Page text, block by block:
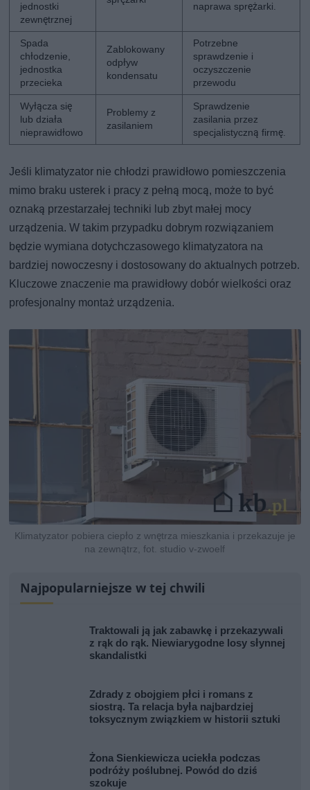
jednostki
zewnętrznej
naprawa sprężarki.
Spada
chłodzenie,
jednostka
przecieka
Zablokowany
odpływ
kondensatu
Potrzebne
sprawdzenie i
oczyszczenie
przewodu
Wyłącza się
lub działa
nieprawidłowo
Problemy z
zasilaniem
Sprawdzenie
zasilania przez
specjalistyczną firmę.
Jeśli klimatyzator nie chłodzi prawidłowo pomieszczenia
mimo braku usterek i pracy z pełną mocą, może to być
oznaką przestarzałej techniki lub zbyt małej mocy
urządzenia. W takim przypadku dobrym rozwiązaniem
będzie wymiana dotychczasowego klimatyzatora na
bardziej nowoczesny i dostosowany do aktualnych potrzeb.
Kluczowe znaczenie ma prawidłowy dobór wielkości oraz
profesjonalny montaż urządzenia.
Klimatyzator pobiera ciepło z wnętrza mieszkania i przekazuje je
na zewnątrz, fot. studio v-zwoelf
Najpopularniejsze w tej chwili
Traktowali ją jak zabawkę i przekazywali
z rąk do rąk. Niewiarygodne losy słynnej
skandalistki
Zdrady z obojgiem płci i romans z
siostrą. Ta relacja była najbardziej
toksycznym związkiem w historii sztuki
Żona Sienkiewicza uciekła podczas
podróży poślubnej. Powód do dziś
szokuje